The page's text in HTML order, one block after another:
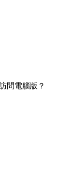
問電腦版？